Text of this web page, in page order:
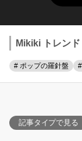
Mikiki トレンド
# ポップの羅針盤
記事タイプで見る